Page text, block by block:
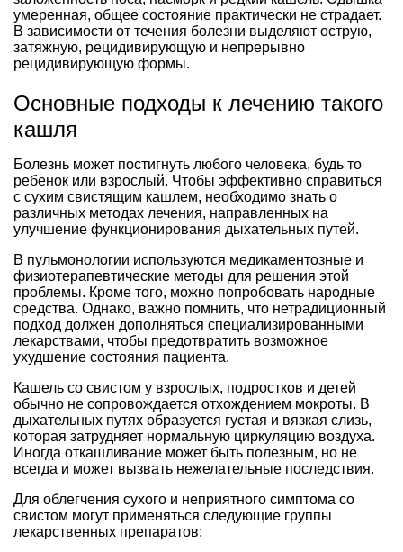
умеренная, общее состояние практически не страдает.
В зависимости от течения болезни выделяют острую,
затяжную, рецидивирующую и непрерывно
рецидивирующую формы.
Основные подходы к лечению такого
кашля
Болезнь может постигнуть любого человека, будь то
ребенок или взрослый. Чтобы эффективно справиться
с сухим свистящим кашлем, необходимо знать о
различных методах лечения, направленных на
улучшение функционирования дыхательных путей.
В пульмонологии используются медикаментозные и
физиотерапевтические методы для решения этой
проблемы. Кроме того, можно попробовать народные
средства. Однако, важно помнить, что нетрадиционный
подход должен дополняться специализированными
лекарствами, чтобы предотвратить возможное
ухудшение состояния пациента.
Кашель со свистом у взрослых, подростков и детей
обычно не сопровождается отхождением мокроты. В
дыхательных путях образуется густая и вязкая слизь,
которая затрудняет нормальную циркуляцию воздуха.
Иногда откашливание может быть полезным, но не
всегда и может вызвать нежелательные последствия.
Для облегчения сухого и неприятного симптома со
свистом могут применяться следующие группы
лекарственных препаратов: